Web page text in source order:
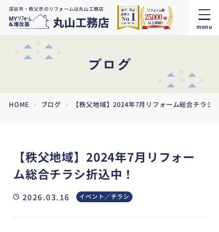
深谷市・秩父市のリフォームは丸山工務店
menu
ブログ
HOME ブログ 【秩父地域】2024年7月リフォーム総合チラシ
【秩父地域】2024年7月リフォー
ム総合チラシ折込中！
2026.03.16 イベント／チラシ